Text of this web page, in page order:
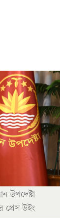
উপদেষ্টা
প্রেস উইং